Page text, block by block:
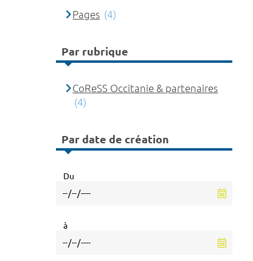
Pages (4)
Par rubrique
CoReSS Occitanie & partenaires
(4)
Par date de création
Du
à